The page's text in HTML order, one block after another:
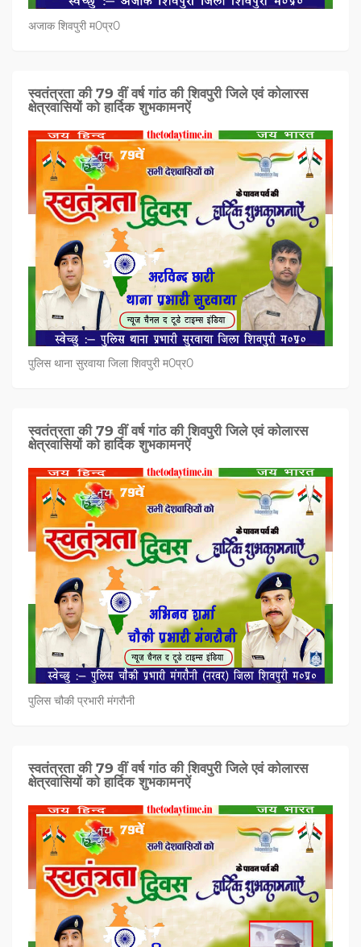
अजाक शिवपुरी म0प्र0
स्वतंत्रता की 79 वीं वर्ष गांठ की शिवपुरी जिले एवं कोलारस
क्षेत्रवासियों को हार्दिक शुभकामनऐं
पुलिस थाना सुरवाया जिला शिवपुरी म0प्र0
स्वतंत्रता की 79 वीं वर्ष गांठ की शिवपुरी जिले एवं कोलारस
क्षेत्रवासियों को हार्दिक शुभकामनऐं
पुलिस चौकी प्रभारी मंगरौनी
स्वतंत्रता की 79 वीं वर्ष गांठ की शिवपुरी जिले एवं कोलारस
क्षेत्रवासियों को हार्दिक शुभकामनऐं